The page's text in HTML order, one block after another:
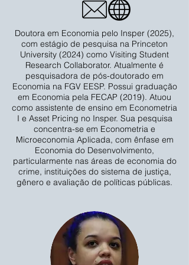
Doutora em Economia pelo Insper (2025),
com estágio de pesquisa na Princeton
University (2024) como Visiting Student
Research Collaborator. Atualmente é
pesquisadora de pós-doutorado em
Economia na FGV EESP. Possui graduação
em Economia pela FECAP (2019). Atuou
como assistente de ensino em Econometria
I e Asset Pricing no Insper. Sua pesquisa
concentra-se em Econometria e
Microeconomia Aplicada, com ênfase em
Economia do Desenvolvimento,
particularmente nas áreas de economia do
crime, instituições do sistema de justiça,
gênero e avaliação de políticas públicas.